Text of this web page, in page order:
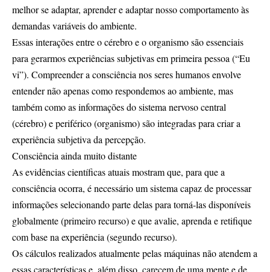
melhor se adaptar, aprender e adaptar nosso comportamento às
demandas variáveis do ambiente.
Essas interações entre o cérebro e o organismo são essenciais
para gerarmos experiências subjetivas em primeira pessoa (“Eu
vi”). Compreender a consciência nos seres humanos envolve
entender não apenas como respondemos ao ambiente, mas
também como as informações do sistema nervoso central
(cérebro) e periférico (organismo) são integradas para criar a
experiência subjetiva da percepção.
Consciência ainda muito distante
As evidências científicas atuais mostram que, para que a
consciência ocorra, é necessário um sistema capaz de processar
informações selecionando parte delas para torná-las disponíveis
globalmente (primeiro recurso) e que avalie, aprenda e retifique
com base na experiência (segundo recurso).
Os cálculos realizados atualmente pelas máquinas não atendem a
essas características e, além disso, carecem de uma mente e de